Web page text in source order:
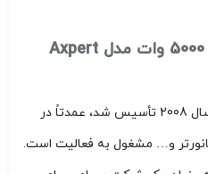
معرفی برند اینورتر شارژر 5000 وات مدل Axpert
فناوری Voltronic Power که در سال 2008 تأسیس شد، عمدتاً در
و… مشغول به فعالیت است.